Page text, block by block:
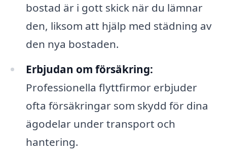
bostad är i gott skick när du lämnar
den, liksom att hjälp med städning av
den nya bostaden.
Erbjudan om försäkring:
Professionella flyttfirmor erbjuder
ofta försäkringar som skydd för dina
ägodelar under transport och
hantering.